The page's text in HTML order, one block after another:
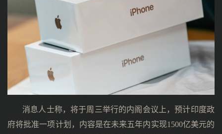
消息人士称，将于周三举行的内阁会议上，预计印度政
府将批准一项计划，内容是在未来五年内实现1500亿美元的